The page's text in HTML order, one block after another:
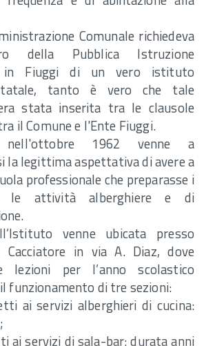
Comunale richiedeva
della Pubblica Istruzione
in Fiuggi di un vero istituto
tanto è vero che tale
stata inserita tra le clausole
il Comune e l'Ente Fiuggi.
nell'ottobre 1962 venne a
la legittima aspettativa di avere a
professionale che preparasse i
le attività alberghiere e di
venne ubicata presso
Cacciatore in via A. Diaz, dove
lezioni per l’anno scolastico
funzionamento di tre sezioni:
ai servizi alberghieri di cucina:
servizi di sala-bar: durata anni